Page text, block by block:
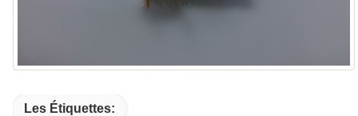
Les Étiquettes: